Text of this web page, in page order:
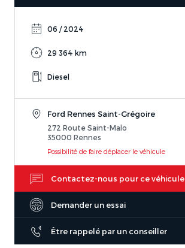
06 / 2024
29 364 km
Diesel
Ford Rennes Saint-Grégoire
272 Route Saint-Malo
35000 Rennes
Possibilité de faire déplacer le véhicule
Contactez-nous pour ce véhicule
Demander un essai
Être rappelé par un conseiller